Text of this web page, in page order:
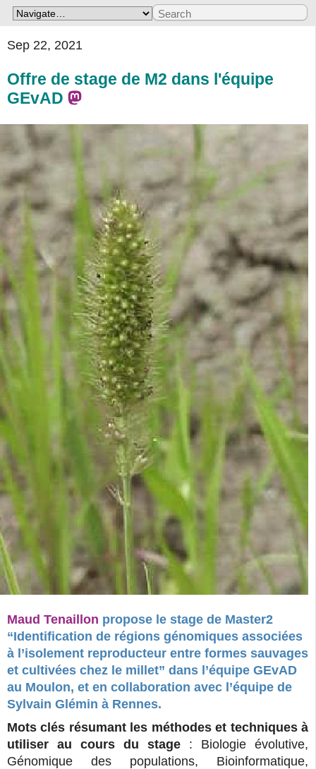
Sep 22, 2021
Offre de stage de M2 dans l'équipe
GEvAD
Maud Tenaillon propose le stage de Master2
“Identification de régions génomiques associées
à l’isolement reproducteur entre formes sauvages
et cultivées chez le millet” dans l’équipe GEvAD
au Moulon, et en collaboration avec l’équipe de
Sylvain Glémin à Rennes.
Mots clés résumant les méthodes et techniques à
utiliser au cours du stage : Biologie évolutive,
Génomique des populations, Bioinformatique,